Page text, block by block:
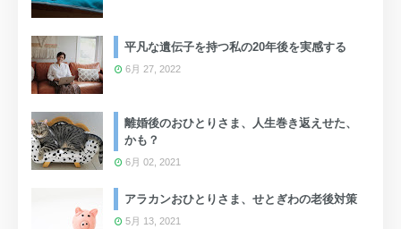
平凡な遺伝子を持つ私の20年後を実感する
6月 27, 2022
離婚後のおひとりさま、人生巻き返えせた、
かも？
6月 02, 2021
アラカンおひとりさま、せとぎわの老後対策
5月 13, 2021